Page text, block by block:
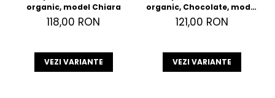
organic, model Chiara
118,00 RON
VEZI VARIANTE
organic, Chocolate, model
Andrea
121,00 RON
VEZI VARIANTE